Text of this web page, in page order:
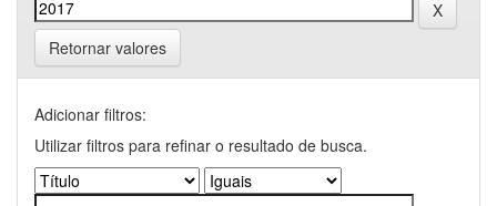
Retornar valores
Adicionar filtros:
Utilizar filtros para refinar o resultado de busca.